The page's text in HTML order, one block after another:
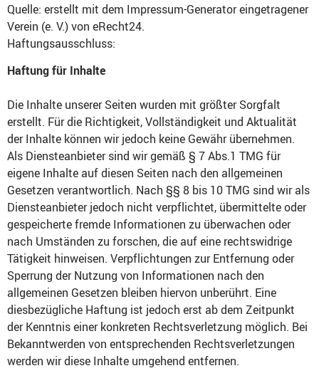
Quelle: erstellt mit dem Impressum-Generator eingetragener
Verein (e. V.) von eRecht24.
Haftungsausschluss:
Haftung für Inhalte
Die Inhalte unserer Seiten wurden mit größter Sorgfalt
erstellt. Für die Richtigkeit, Vollständigkeit und Aktualität
der Inhalte können wir jedoch keine Gewähr übernehmen.
Als Diensteanbieter sind wir gemäß § 7 Abs.1 TMG für
eigene Inhalte auf diesen Seiten nach den allgemeinen
Gesetzen verantwortlich. Nach §§ 8 bis 10 TMG sind wir als
Diensteanbieter jedoch nicht verpflichtet, übermittelte oder
gespeicherte fremde Informationen zu überwachen oder
nach Umständen zu forschen, die auf eine rechtswidrige
Tätigkeit hinweisen. Verpflichtungen zur Entfernung oder
Sperrung der Nutzung von Informationen nach den
allgemeinen Gesetzen bleiben hiervon unberührt. Eine
diesbezügliche Haftung ist jedoch erst ab dem Zeitpunkt
der Kenntnis einer konkreten Rechtsverletzung möglich. Bei
Bekanntwerden von entsprechenden Rechtsverletzungen
werden wir diese Inhalte umgehend entfernen.